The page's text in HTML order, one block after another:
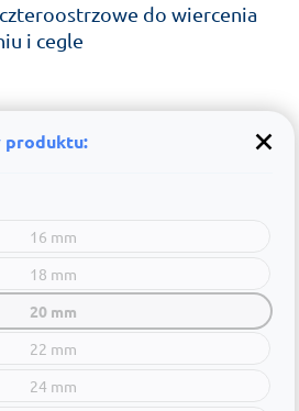
czteroostrzowe do wiercenia
i cegle
produktu:
16 mm
18 mm
20 mm
22 mm
24 mm